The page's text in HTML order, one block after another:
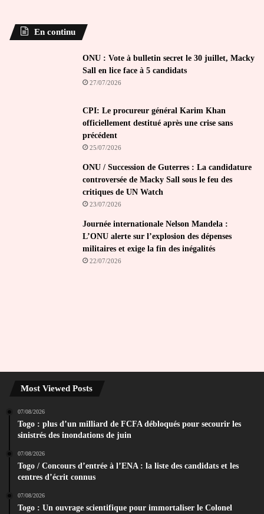
En continu
ONU : Vote à bulletin secret le 30 juillet, Macky
Sall en lice face à 5 candidats
27/07/2026
CPI: Le procureur général Karim Khan
officiellement destitué après une crise sans
précédent
25/07/2026
ONU / Succession de Guterres : La candidature
controversée de Macky Sall sous le feu des
critiques de UN Watch
23/07/2026
Journée internationale Nelson Mandela :
L’ONU alerte sur l’explosion des dépenses
militaires et exige la fin des inégalités
22/07/2026
Most Viewed Posts
07/08/2026
Togo : plus d’un milliard de FCFA débloqués pour secourir les
sinistrés des inondations de juin
07/08/2026
Togo / Concours d’entrée à l’ENA : la liste des candidats et les
centres d’écrit connus
07/08/2026
Togo : Un ouvrage scientifique pour immortaliser le Colonel